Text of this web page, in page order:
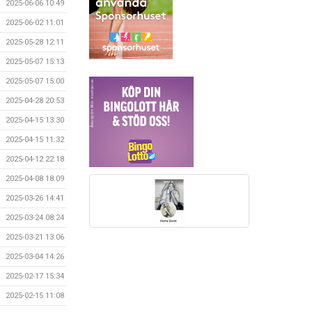
2025-06-06 10:49
2025-06-02 11:01
2025-05-28 12:11
2025-05-07 15:13
2025-05-07 15:00
2025-04-28 20:53
2025-04-15 13:30
2025-04-15 11:32
2025-04-12 22:18
2025-04-08 18:09
2025-03-26 14:41
2025-03-24 08:24
2025-03-21 13:06
2025-03-04 14:26
2025-02-17 15:34
2025-02-15 11:08